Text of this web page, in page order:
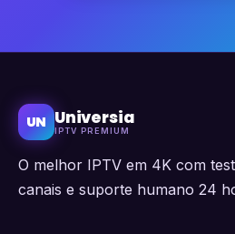
UN Universia
IPTV PREMIUM
O melhor IPTV em 4K com
canais e suporte humano 24